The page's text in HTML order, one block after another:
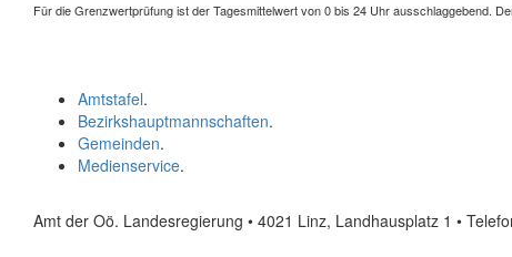
Für die Grenzwertprüfung ist der Tagesmittelwert von 0 bis 24 Uhr ausschlaggebend.
Amtstafel.
Bezirkshauptmannschaften.
Gemeinden.
Medienservice.
Amt der Oö. Landesregierung • 4021 Linz, Landhausplatz 1 •